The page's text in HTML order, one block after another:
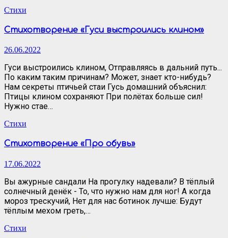
Стихи
Стихотворение «Гуси выстроились клином»
26.06.2022
Гуси выстроились клином, Отправляясь в дальний путь...
По каким таким причинам? Может, знает кто-нибудь?
Нам секреты птичьей стаи Гусь домашний объяснил:
Птицы клином сохраняют При полётах больше сил!
Нужно стае…
Стихи
Стихотворение «Про обувь»
17.06.2022
Вы ажурные сандали На прогулку надевали? В тёплый
солнечный денёк - То, что нужно нам для ног! А когда
мороз трескучий, Нет для нас ботинок лучше: Будут
тёплым мехом греть,…
Стихи